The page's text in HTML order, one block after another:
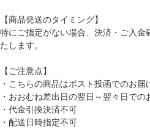
【商品発送のタイミング】
特にご指定がない場合、決済・ご入
たします。
【ご注意点】
・こちらの商品はポスト投函でのお届
・おおむね差出日の翌日～翌々日での
・代金引換決済不可
・配送日時指定不可